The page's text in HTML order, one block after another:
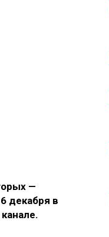
—
декабря в